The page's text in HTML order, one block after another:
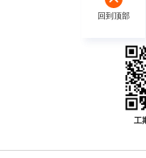
工
回到顶部
回到顶部